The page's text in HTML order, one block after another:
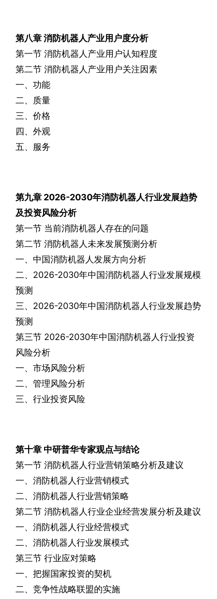
第八章消防机器人产业用户度分析
第一节 消防机器人产业用户认知程度
第二节 消防机器人产业用户关注因素
一、功能
二、质量
三、价格
四、外观
五、服务
第九章 2026-2030年消防机器人行业发展趋势
及投资风险分析
第一节 当前消防机器人存在的问题
第二节 消防机器人未来发展预测分析
一、中国消防机器人发展方向分析
二、 2026-2030年中国消防机器人行业发展规模
预测
三、 2026-2030年中国消防机器人行业发展趋势
预测
第三节 2026-2030年中国消防机器人行业投资
风险分析
一、市场风险分析
二、管理风险分析
三、行业投资风险
第十章 中研普华专家观点与结论
第一节 消防机器人行业营销策略分析及建议
一、消防机器人行业营销模式
二、消防机器人行业营销策略
第二节 消防机器人行业企业经营发展分析及建议
一、消防机器人行业经营模式
二、消防机器人行业发展模式
第三节 行业应对策略
一、把握国家投资的契机
二、竞争性战略联盟的实施